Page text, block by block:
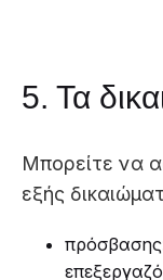
5. Τα
Μπορείτε να
εξής